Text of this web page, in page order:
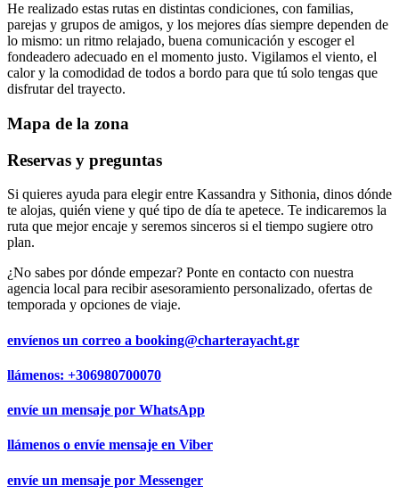
He realizado estas rutas en distintas condiciones, con familias,
parejas y grupos de amigos, y los mejores días siempre dependen de
lo mismo: un ritmo relajado, buena comunicación y escoger el
fondeadero adecuado en el momento justo. Vigilamos el viento, el
calor y la comodidad de todos a bordo para que tú solo tengas que
disfrutar del trayecto.
Mapa de la zona
Reservas y preguntas
Si quieres ayuda para elegir entre Kassandra y Sithonia, dinos dónde
te alojas, quién viene y qué tipo de día te apetece. Te indicaremos la
ruta que mejor encaje y seremos sinceros si el tiempo sugiere otro
plan.
¿No sabes por dónde empezar? Ponte en contacto con nuestra
agencia local para recibir asesoramiento personalizado, ofertas de
temporada y opciones de viaje.
envíenos un correo a booking@charterayacht.gr
llámenos: +306980700070
envíe un mensaje por WhatsApp
llámenos o envíe mensaje en Viber
envíe un mensaje por Messenger